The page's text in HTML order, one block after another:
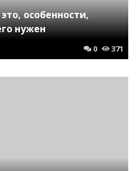
особенности,
нужен
0 371